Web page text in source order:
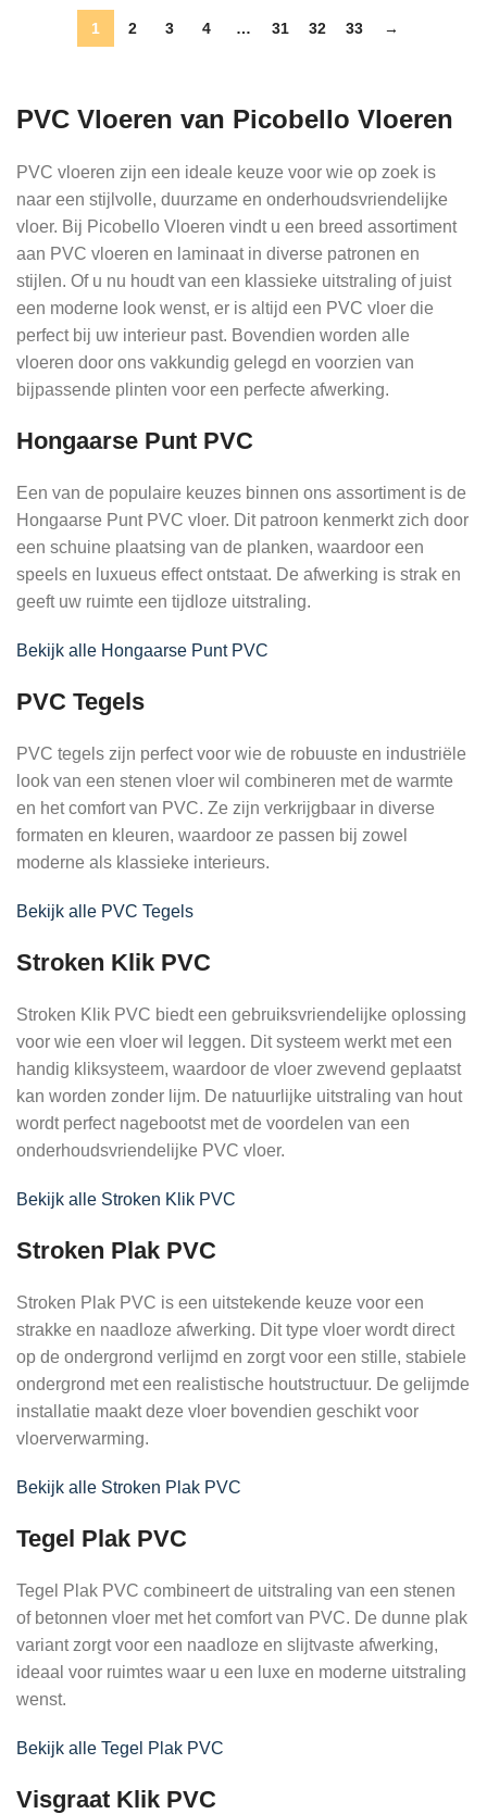
1 2 3 4 … 31 32 33 →
PVC Vloeren van Picobello Vloeren
PVC vloeren zijn een ideale keuze voor wie op zoek is
naar een stijlvolle, duurzame en onderhoudsvriendelijke
vloer. Bij Picobello Vloeren vindt u een breed assortiment
aan PVC vloeren en laminaat in diverse patronen en
stijlen. Of u nu houdt van een klassieke uitstraling of juist
een moderne look wenst, er is altijd een PVC vloer die
perfect bij uw interieur past. Bovendien worden alle
vloeren door ons vakkundig gelegd en voorzien van
bijpassende plinten voor een perfecte afwerking.
Hongaarse Punt PVC
Een van de populaire keuzes binnen ons assortiment is de
Hongaarse Punt PVC vloer. Dit patroon kenmerkt zich door
een schuine plaatsing van de planken, waardoor een
speels en luxueus effect ontstaat. De afwerking is strak en
geeft uw ruimte een tijdloze uitstraling.
Bekijk alle Hongaarse Punt PVC
PVC Tegels
PVC tegels zijn perfect voor wie de robuuste en industriële
look van een stenen vloer wil combineren met de warmte
en het comfort van PVC. Ze zijn verkrijgbaar in diverse
formaten en kleuren, waardoor ze passen bij zowel
moderne als klassieke interieurs.
Bekijk alle PVC Tegels
Stroken Klik PVC
Stroken Klik PVC biedt een gebruiksvriendelijke oplossing
voor wie een vloer wil leggen. Dit systeem werkt met een
handig kliksysteem, waardoor de vloer zwevend geplaatst
kan worden zonder lijm. De natuurlijke uitstraling van hout
wordt perfect nagebootst met de voordelen van een
onderhoudsvriendelijke PVC vloer.
Bekijk alle Stroken Klik PVC
Stroken Plak PVC
Stroken Plak PVC is een uitstekende keuze voor een
strakke en naadloze afwerking. Dit type vloer wordt direct
op de ondergrond verlijmd en zorgt voor een stille, stabiele
ondergrond met een realistische houtstructuur. De gelijmde
installatie maakt deze vloer bovendien geschikt voor
vloerverwarming.
Bekijk alle Stroken Plak PVC
Tegel Plak PVC
Tegel Plak PVC combineert de uitstraling van een stenen
of betonnen vloer met het comfort van PVC. De dunne plak
variant zorgt voor een naadloze en slijtvaste afwerking,
ideaal voor ruimtes waar u een luxe en moderne uitstraling
wenst.
Bekijk alle Tegel Plak PVC
Visgraat Klik PVC